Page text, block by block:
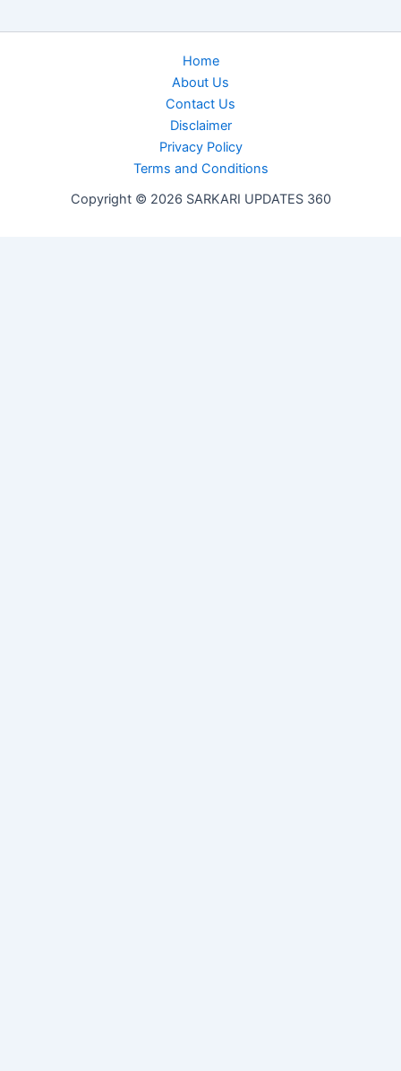
Home
About Us
Contact Us
Disclaimer
Privacy Policy
Terms and Conditions
Copyright © 2026 SARKARI UPDATES 360